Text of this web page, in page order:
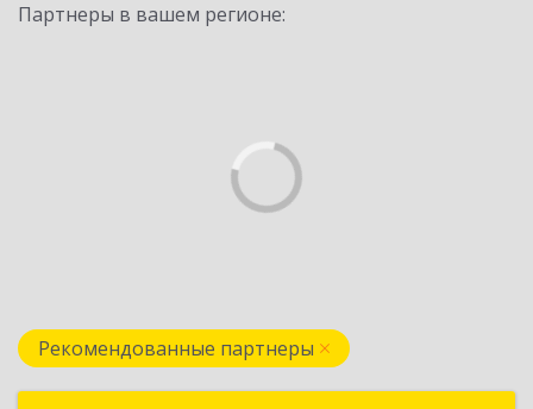
Партнеры в вашем регионе:
Рекомендованные партнеры